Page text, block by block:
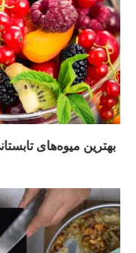
بهترین میوه‌های